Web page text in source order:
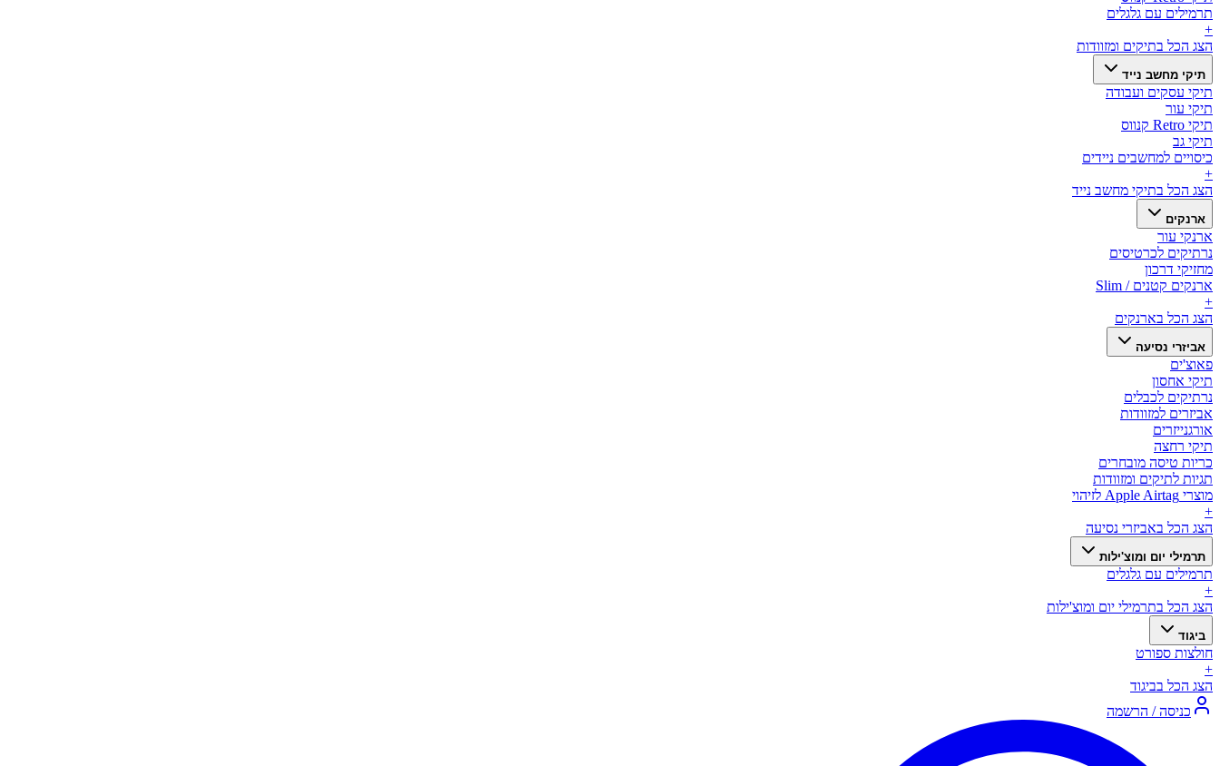
תרמילים עם גלגלים
+
הצג הכל בתיקים ומזוודות
תיקי מחשב נייד
תיקי עסקים ועבודה
תיקי עור
תיקי Retro קנווס
תיקי גב
כיסויים למחשבים ניידים
+
הצג הכל בתיקי מחשב נייד
ארנקים
ארנקי עור
נרתיקים לכרטיסים
מחזיקי דרכון
ארנקים קטנים / Slim
+
הצג הכל בארנקים
אביזרי נסיעה
פאוצ'ים
תיקי אחסון
נרתיקים לכבלים
אביזרים למזוודות
אורגנייזרים
תיקי רחצה
כריות טיסה מובחרים
תגיות לתיקים ומזוודות
מוצרי Apple Airtag לזיהוי
+
הצג הכל באביזרי נסיעה
תרמילי יום ומוצ'ילות
תרמילים עם גלגלים
+
הצג הכל בתרמילי יום ומוצ'ילות
ביגוד
חולצות ספורט
+
הצג הכל בביגוד
כניסה / הרשמה